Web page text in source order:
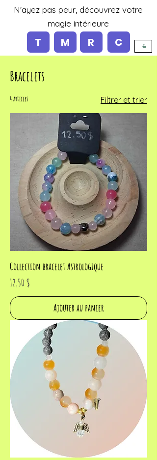
N'ayez pas peur, découvrez votre
magie intérieure
T M C
R
Bracelets
4 articles Filtrer et trier
Collection bracelet Astrologique
Prix
12,50 $
Ajouter au panier